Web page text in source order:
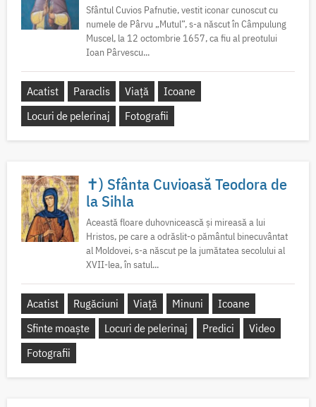
Sfântul Cuvios Pafnutie, vestit iconar cunoscut cu
numele de Pârvu „Mutul”, s-a născut în Câmpulung
Muscel, la 12 octombrie 1657, ca fiu al preotului
Ioan Pârvescu...
Acatist Paraclis Viață
Icoane
Locuri de pelerinaj
Fotografii
✝) Sfânta Cuvioasă Teodora de
la Sihla
Această floare duhovnicească și mireasă a lui
Hristos, pe care a odrăslit-o pământul binecuvântat
al Moldovei, s-a născut pe la jumătatea secolului al
XVII-lea, în satul...
Acatist Rugăciuni Viață Minuni
Icoane
Sfinte moaște
Locuri de pelerinaj Predici
Video
Fotografii